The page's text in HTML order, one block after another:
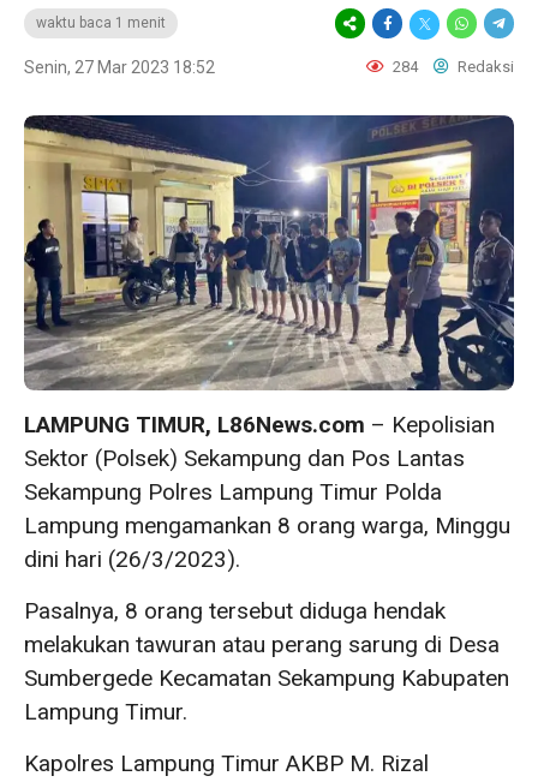
waktu baca 1 menit
Senin, 27 Mar 2023 18:52 284 Redaksi
LAMPUNG TIMUR, L86News.com – Kepolisian
Sektor (Polsek) Sekampung dan Pos Lantas
Sekampung Polres Lampung Timur Polda
Lampung mengamankan 8 orang warga, Minggu
dini hari (26/3/2023).
Pasalnya, 8 orang tersebut diduga hendak
melakukan tawuran atau perang sarung di Desa
Sumbergede Kecamatan Sekampung Kabupaten
Lampung Timur.
Kapolres Lampung Timur AKBP M. Rizal